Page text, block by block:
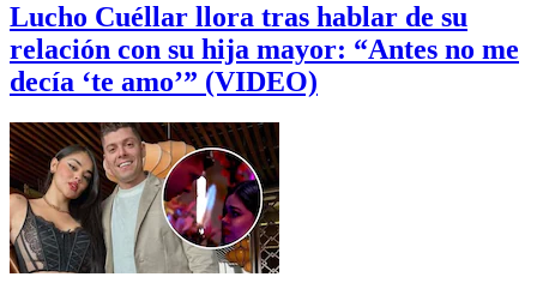
Lucho Cuéllar llora tras hablar de su
relación con su hija mayor: “Antes no me
decía ‘te amo’” (VIDEO)